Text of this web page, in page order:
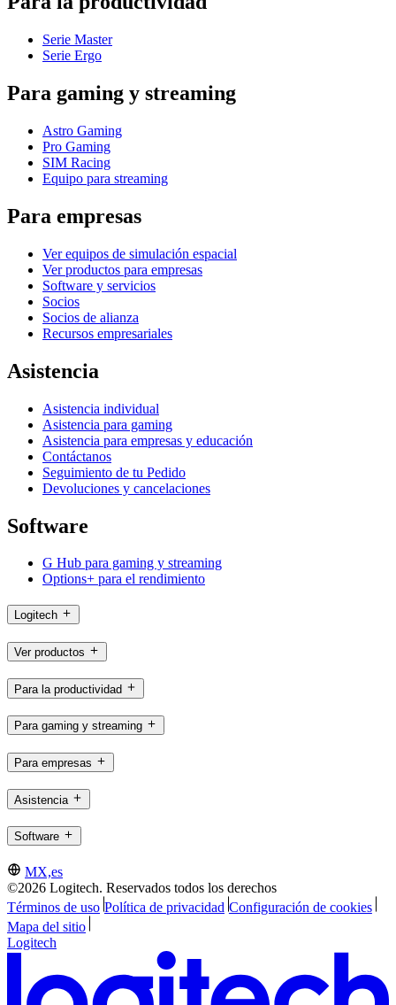
Serie Master
Serie Ergo
Para gaming y streaming
Astro Gaming
Pro Gaming
SIM Racing
Equipo para streaming
Para empresas
Ver equipos de simulación espacial
Ver productos para empresas
Software y servicios
Socios
Socios de alianza
Recursos empresariales
Asistencia
Asistencia individual
Asistencia para gaming
Asistencia para empresas y educación
Contáctanos
Seguimiento de tu Pedido
Devoluciones y cancelaciones
Software
G Hub para gaming y streaming
Options+ para el rendimiento
Logitech
Ver productos
Para la productividad
Para gaming y streaming
Para empresas
Asistencia
Software
MX,es
©2026 Logitech. Reservados todos los derechos
Términos de uso Política de privacidad Configuración de cookies
Mapa del sitio
Logitech